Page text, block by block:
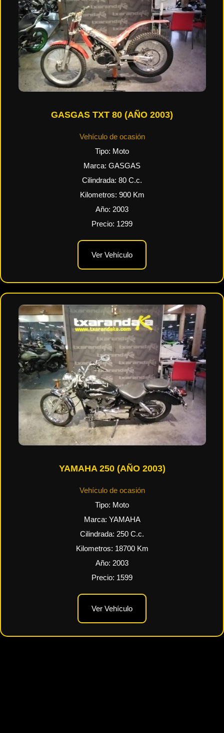
GASGAS TXT 80 (AÑO 2003)
Vehículo de ocasión
Tipo: Moto
Marca: GASGAS
Cilindrada: 80 C.c.
Kilometros: 900Km
Año: 2003
Precio: 1299
Ver Vehículo
YAMAHA 250 (AÑO 2003)
Vehículo de ocasión
Tipo: Moto
Marca: YAMAHA
Cilindrada: 250 C.c.
Kilometros: 18700Km
Año: 2003
Precio: 1599
Ver Vehículo